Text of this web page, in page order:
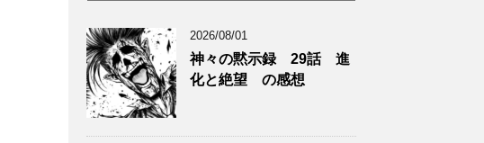
リ
ー
2026/08/01
神々の黙示録 29話 進
化と絶望 の感想